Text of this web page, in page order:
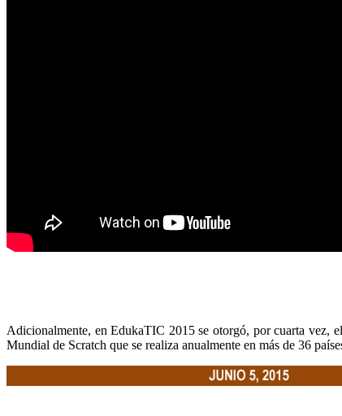
Adicionalmente, en EdukaTIC 2015 se otorgó, por cuarta vez,
Mundial de Scratch que se realiza anualmente en más de 36